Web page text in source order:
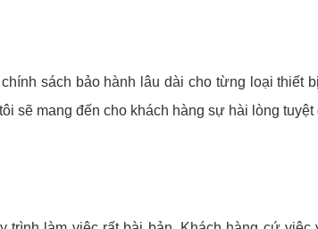
sách bảo hành lâu dài cho từng loại thiết
sẽ mang đến cho khách hàng sự hài lòng